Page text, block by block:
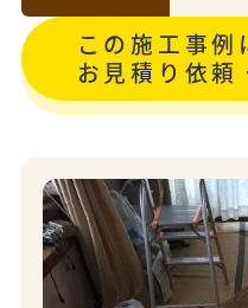
この施工事例
お見積り依頼